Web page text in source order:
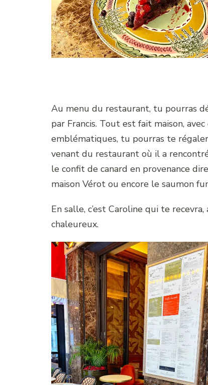
Au menu du restaurant, tu pourras
par Francis. Tout est fait maison,
emblématiques, tu pourras te
venant du restaurant où il a
le confit de canard en provenance
maison Vérot ou encore le saumon
En salle, c’est Caroline qui te
chaleureux.